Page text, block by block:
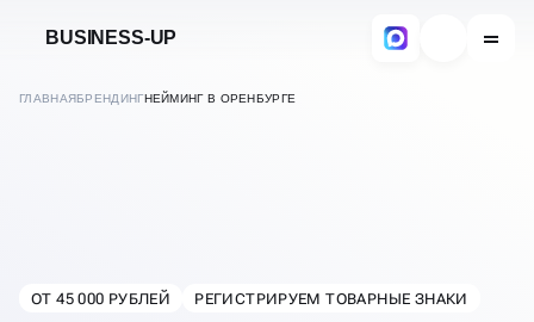
BUSINESS-UP
ГЛАВНАЯБРЕНДИНГНЕЙМИНГ В ОРЕНБУРГЕ
И НАЗВАНИЙ БРЕНДАМ
ОТ 45 000 РУБЛЕЙ РЕГИСТРИРУЕМ ТОВАРНЫЕ ЗНАКИ